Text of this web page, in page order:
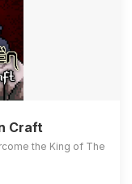
Craft
the King of The